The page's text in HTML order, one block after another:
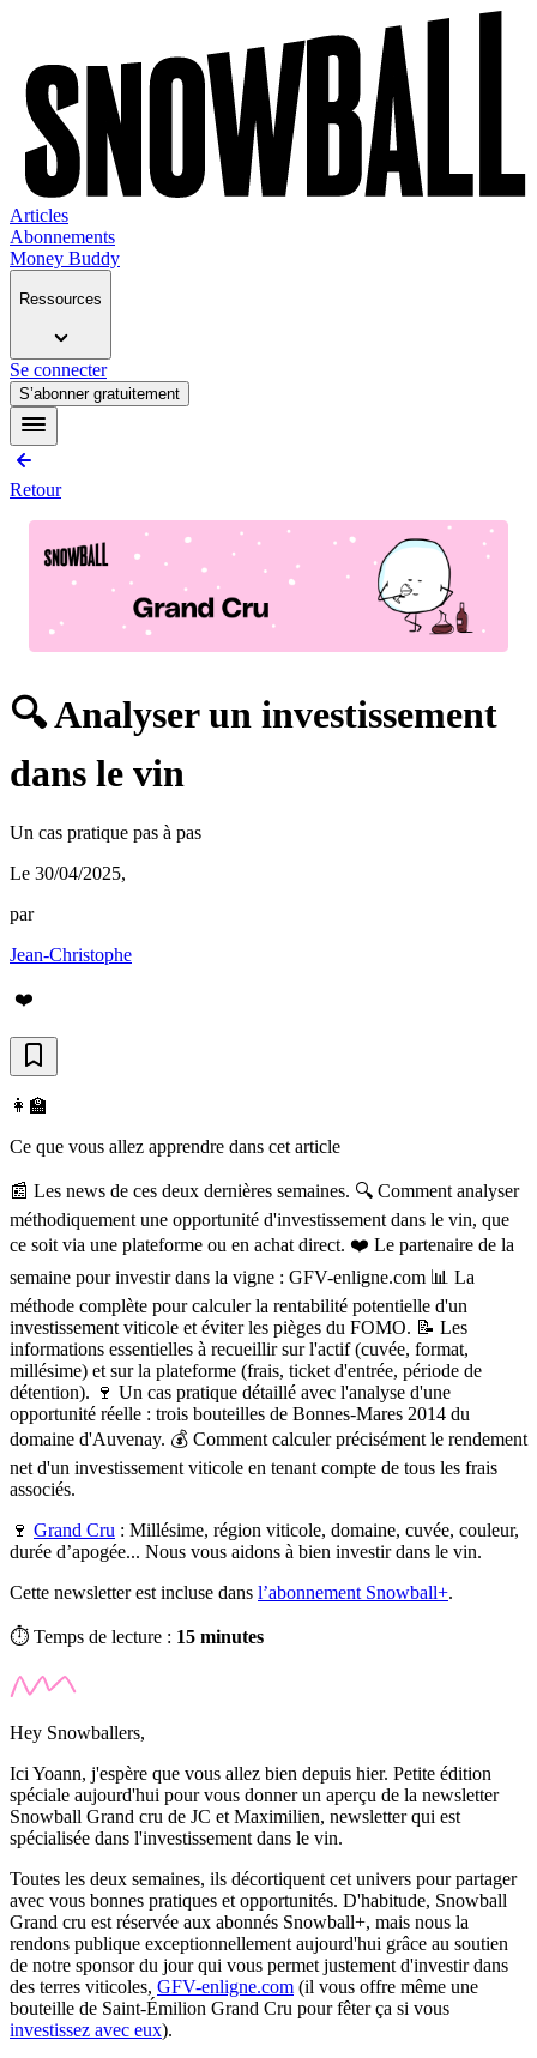
Articles
Abonnements
Money Buddy
Ressources
Se connecter
S’abonner gratuitement
Retour
🔍 Analyser un investissement
dans le vin
Un cas pratique pas à pas
Le 30/04/2025,
par
Jean-Christophe
❤️
👩‍🏫
Ce que vous allez apprendre dans cet article
📰 Les news de ces deux dernières semaines. 🔍 Comment analyser
méthodiquement une opportunité d'investissement dans le vin, que
ce soit via une plateforme ou en achat direct. ❤️ Le partenaire de la
semaine pour investir dans la vigne : GFV-enligne.com 📊 La
méthode complète pour calculer la rentabilité potentielle d'un
investissement viticole et éviter les pièges du FOMO. 📝 Les
informations essentielles à recueillir sur l'actif (cuvée, format,
millésime) et sur la plateforme (frais, ticket d'entrée, période de
détention). 🍷 Un cas pratique détaillé avec l'analyse d'une
opportunité réelle : trois bouteilles de Bonnes-Mares 2014 du
domaine d'Auvenay. 💰 Comment calculer précisément le rendement
net d'un investissement viticole en tenant compte de tous les frais
associés.
🍷 Grand Cru : Millésime, région viticole, domaine, cuvée, couleur,
durée d’apogée... Nous vous aidons à bien investir dans le vin.
Cette newsletter est incluse dans l’abonnement Snowball+.
⏱️ Temps de lecture : 15 minutes
Hey Snowballers,
Ici Yoann, j'espère que vous allez bien depuis hier. Petite édition
spéciale aujourd'hui pour vous donner un aperçu de la newsletter
Snowball Grand cru de JC et Maximilien, newsletter qui est
spécialisée dans l'investissement dans le vin.
Toutes les deux semaines, ils décortiquent cet univers pour partager
avec vous bonnes pratiques et opportunités. D'habitude, Snowball
Grand cru est réservée aux abonnés Snowball+, mais nous la
rendons publique exceptionnellement aujourd'hui grâce au soutien
de notre sponsor du jour qui vous permet justement d'investir dans
des terres viticoles, GFV-enligne.com (il vous offre même une
bouteille de Saint-Émilion Grand Cru pour fêter ça si vous
investissez avec eux).